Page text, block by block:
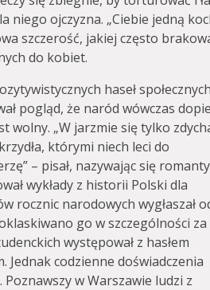
niego ojczyzna. „Ciebie jedną
szczerość, jakiej często
do kobiet.
haseł
pogląd, że naród wówczas
wolny. „W jarzmie się tylko
którymi niech leci do
– pisał, nazywając się
wykłady z historii Polski dla
rocznic narodowych wygłaszał
go w szczególności za
występował z hasłem
Jednak codzienne doświadczenia
w Warszawie ludzi z